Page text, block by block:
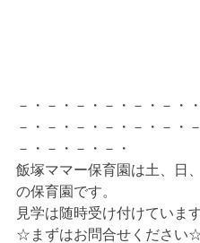
－・－・－・－・－・－・
－・－・－・－・－・－・
－・－・－・－・
飯塚ママー保育園は土、日
の保育園です。
見学は随時受け付けています
☆まずはお問合せください